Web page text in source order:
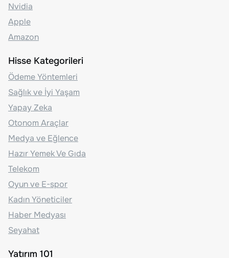
Nvidia
Apple
Amazon
Hisse Kategorileri
Ödeme Yöntemleri
Sağlık ve İyi Yaşam
Yapay Zeka
Otonom Araçlar
Medya ve Eğlence
Hazır Yemek Ve Gıda
Telekom
Oyun ve E-spor
Kadın Yöneticiler
Haber Medyası
Seyahat
Yatırım 101